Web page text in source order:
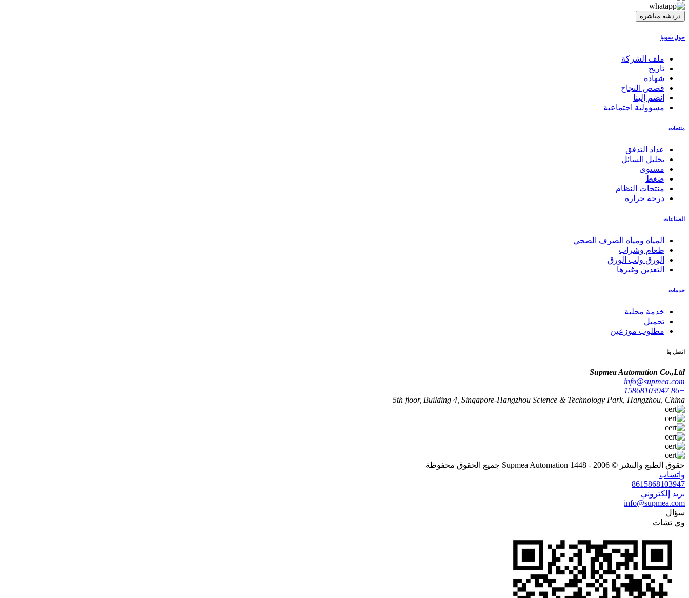
دردشة مباشرة
حول سوبيا
ملف الشركة
تاريخ
شهادة
قصص النجاح
انضم إلينا
مسؤولية اجتماعية
منتجات
عداد التدفق
تحليل السائل
مستوى
ضغط
منتجات النظام
درجة حرارة
الصناعات
المياه ومياه الصرف الصحي
طعام وشراب
الورق ولب الورق
التعدين وغيرها
خدمات
خدمة محلية
تحميل
مطلوب موزعين
اتصل بنا
Supmea Automation Co.,Ltd
info@supmea.com
+86 15868103947
5th floor, Building 4, Singapore-Hangzhou Science & Technology Park, Hangzhou, China
حقوق الطبع والنشر © 2006 - 1448 Supmea Automation جميع الحقوق محفوظة
واتساب
8615868103947
بريد إلكتروني
info@supmea.com
سؤال
وي تشات